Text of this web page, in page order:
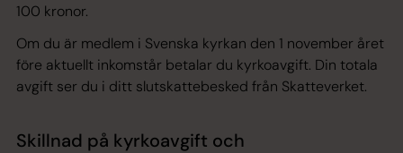
100 kronor.
Om du är medlem i Svenska kyrkan den 1 november året
före aktuellt inkomstår betalar du kyrkoavgift. Din totala
avgift ser du i ditt slutskattebesked från Skatteverket.
Skillnad på kyrkoavgift och